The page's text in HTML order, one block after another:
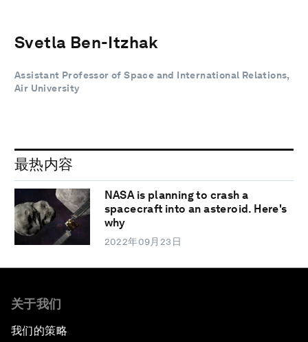
Svetla Ben-Itzhak
Assistant Professor of Space and International Relations,
Air University
最热内容
NASA is planning to crash a
spacecraft into an asteroid. Here's
why
2022年09月23日
关于我们
我们的策略